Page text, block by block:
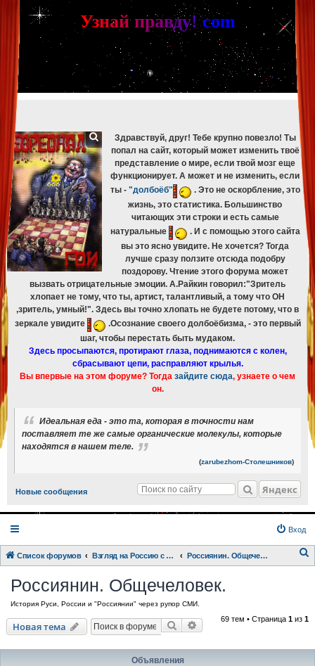
[phpBB Debug] PHP Warning : in file [ROOT]/phpbb/db/driver/mysqli.php
mysqli_fetch_assoc(): Couldn't fetch mysqli_result
[phpBB Debug] PHP Warning: in file[ROOT]/phpbb/db/driver/mysqli.php 329
mysqli_free_result(): Couldn't fetch mysqli_result
[phpBB Debug] PHP Warning
[ROOT]/phpbb/db/driver/mysqli.php on line 265
mysqli_fetch_assoc(): Couldn't fetch mysqli_result
[phpBB Debug] PHP Warning
: in file [ROOT]/phpbb/db/driver/mysqli.php on line329
mysqli_free_result(): Couldn't fetch mysqli_result
[phpBB Debug] PHP Warning: in file [ROOT]/phpbb/db/driver/mysqli.php on line 265
mysqli_fetch_assoc(): Couldn't fetch mysqli_result
[phpBB Debug] PHP Warning
[ROOT]/phpbb/db/driver/mysqli.php on line329:
mysqli_free_result(): Couldn't fetch mysqli_result
Узнай правду! com
Здравствуй, друг! Тебе крупно повезло! Ты
попал на сайт, который может изменить твоё
представление о мире, если твой мозг еще
функционирует. А может и не изменить, если
ты - "долбоёб"
. Это не оскорбление, это
жизнь, это статистика. Большинство
читающих эти строки и есть самые
натуральные
. И с помощью этого сайта
вы это ясно увидите. Не хочется? Тогда
лучше сразу ползите отсюда подобру
поздорову. Чтение этого форума может
вызвать отрицательные эмоции. А.Райкин говорил:"Зритель
хлопает не тому, что ты, артист, талантливый, а тому что ОН
,зритель, умный!". Здесь вы точно хлопать не будете потому, что в
зеркале увидите
.Осознание своего долбоёбизма, - это первый
шаг, чтобы перестать быть мудаком.
Здесь просыпаются, протирают глаза, поднимаются с колен,
сбрасывают цепи, расправляют крылья.
Вы впервые на этом форуме? Тогда зайдите сюда, узнаете о чем
он.
Идеальная еда - это та, которая в точности нам
поставляет те же самые органические молекулы, которые
находятся в нашем теле.
(zarubezhom-Столешников)
Новые сообщения Яндекс
Вход
Список форумов Взгляд на Россию с разных точек зрения. Россиянин. Общечеловек.
Россиянин. Общечеловек.
История Руси, России и "Россиянии" через рупор СМИ.
Новая тема Поиск Расширенный поиск
69 тем • Страница 1 из 1
Объявления